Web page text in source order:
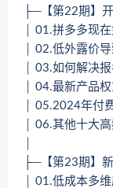
├─【第22期】
│ 01.拼多多现
│ 02.低外露价
│ 03.如何解决
│ 04.最新产品
│ 05.2024年付
│ 06.其他十大
├─【第23期】
│ 01.低成本多